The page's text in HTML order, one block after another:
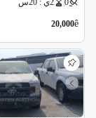
0 2ي : 20س
ê
20,000